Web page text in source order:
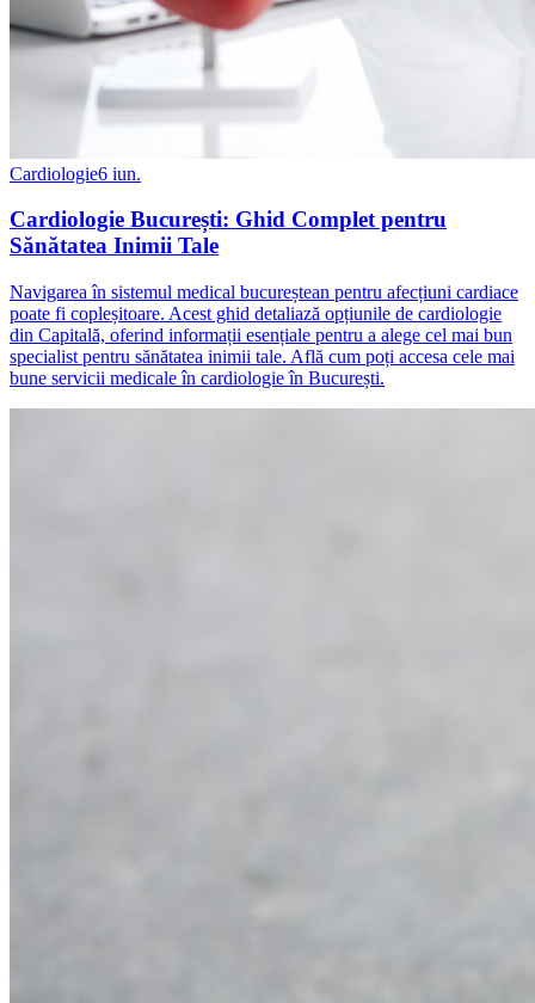
Cardiologie6 iun.
Cardiologie București: Ghid Complet pentru
Sănătatea Inimii Tale
Navigarea în sistemul medical bucureștean pentru afecțiuni cardiace
poate fi copleșitoare. Acest ghid detaliază opțiunile de cardiologie
din Capitală, oferind informații esențiale pentru a alege cel mai bun
specialist pentru sănătatea inimii tale. Află cum poți accesa cele mai
bune servicii medicale în cardiologie în București.